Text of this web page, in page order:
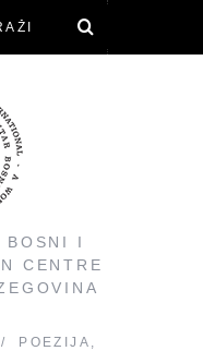
BOSNI I
CENTRE
POEZIJA ,